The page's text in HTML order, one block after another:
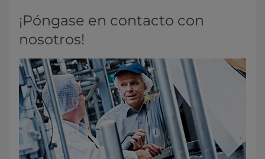
¡Póngase en contacto con
nosotros!